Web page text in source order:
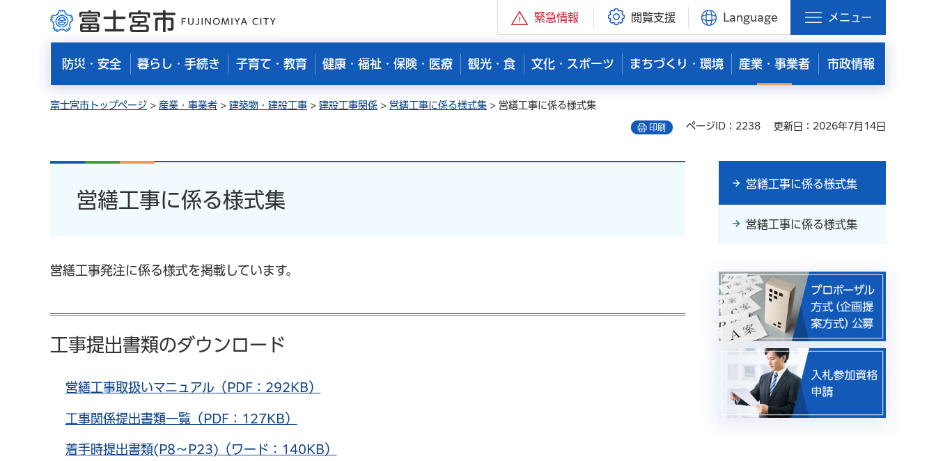
富士宮市 緊急情報 閲覧支援 Language メニュー
防災・安全 暮らし・手続き 子育て・教育 健康・福祉・保険・医療 観光・食 文化・スポーツ まちづくり・環境 産業・事業者 市政情報
富士宮市トップページ > 産業・事業者 > 建築物・建設工事 > 建設工事関係 > 営繕工事に係る様式集 > 営繕工事に係る様式集
印刷 ページID：2238 更新日：2026年7月14日
営繕工事に係る様式集
営繕工事発注に係る様式を掲載しています。
工事提出書類のダウンロード
営繕工事取扱いマニュアル（PDF：292KB）
工事関係提出書類一覧（PDF：127KB）
着手時提出書類(P8～P23)（ワード：140KB）
営繕工事に係る様式集
営繕工事に係る様式集